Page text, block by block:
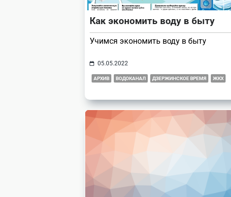
Как экономить воду в быту
Учимся экономить воду в быту
05.05.2022
АРХИВ ВОДОКАНАЛ ДЗЕРЖИНСКОЕ ВРЕМЯ ЖКХ